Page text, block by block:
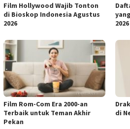
Film Hollywood Wajib Tonton
di Bioskop Indonesia Agustus
2026
2026
Film Rom-Com Era 2000-an
Terbaik untuk Teman Akhir
Pekan
di